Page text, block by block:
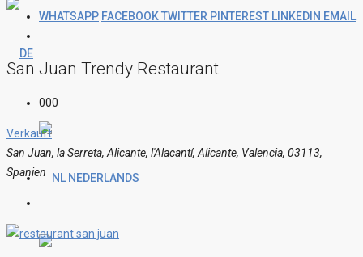
NEDERLANDS
WHATSAPP FACEBOOKTWITTER PINTEREST LINKEDIN EMAIL
San Juan Trendy Restaurant
000
Verkauft
San Juan, la Serreta, Alicante, l'Alacantí, Alicante, Valencia, 03113,
Spanien